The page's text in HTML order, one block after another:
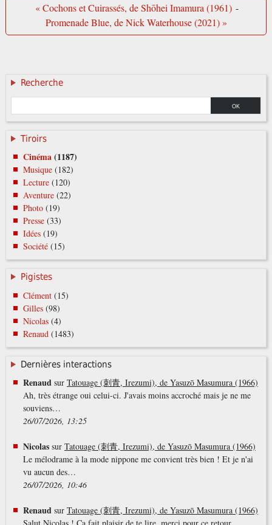
« Cochons et Cuirassés, de Shōhei Imamura (1961) -
Promenade Blue, de Nick Waterhouse (2021) »
Recherche
Tiroirs
Cinéma(1187)
Musique (182)
Lecture (120)
Aventure (22)
Photo (19)
Presse (33)
Idées (19)
Société (15)
Pigistes
Clément(15)
Gilles(98)
Nicolas(4)
Renaud(1483)
Dernières interactions
Renaudsur Tatouage (刺青, Irezumi), de Yasuzō Masumura (1966)
Ah, très étrange oui celui-ci. J'avais moins accroché mais je ne me
souviens…
26/07/2026, 13:25
Nicolassur Tatouage (刺青, Irezumi), de Yasuzō Masumura (1966)
Le mélodrame à la mode nippone me convient très bien ! Et je n'ai
vu aucun des…
26/07/2026, 10:46
Renaudsur Tatouage (刺青, Irezumi), de Yasuzō Masumura (1966)